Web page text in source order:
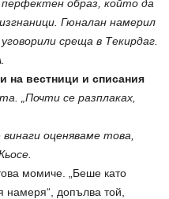
образ, който да
Гюналан намерил
среща в Текирдаг.
на вестници и списания
„Почти се разплаках,
оценяваме това,
момиче. „Беше като
допълва той,